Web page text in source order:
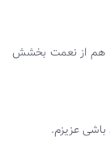
هم از نعمت بخشش